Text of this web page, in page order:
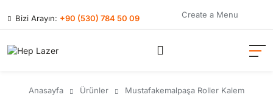
Bizi Arayın: +90 (530) 784 50 09 Create a Menu
Anasayfa Ürünler Mustafakemalpaşa Roller Kalem